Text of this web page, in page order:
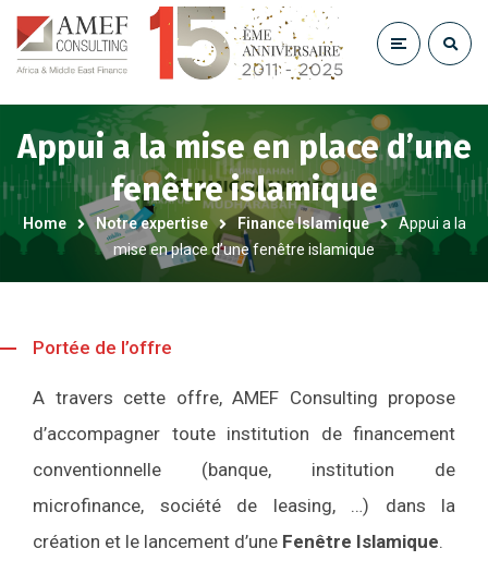
Appui a la mise en place d’une
fenêtre islamique
Home Notre expertise Finance Islamique
Appui a la
mise en place d’une fenêtre islamique
Portée de l’offre
A travers cette offre, AMEF Consulting propose
d’accompagner toute institution de financement
conventionnelle (banque, institution de
microfinance, société de leasing, …) dans la
création et le lancement d’une Fenêtre Islamique.